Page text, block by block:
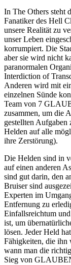
In The Others steht
Fanatiker des Hell
unsere Realität zu
unser Leben
korrumpiert. Die
aber sie wird nicht
paranormalen
Interdiction of
Anderen wird mit
einzelnen Sünde
Team von 7
zusammen, um die
gestellten Aufgaben
Helden auf alle
ihre Zerstörung).
Die Helden sind in
auf einen anderen
sind gut darin, den
Bruiser sind
Experten im
Entfernung zu
Einfallsreichtum
ist, um
lösen. Jeder Held
Fähigkeiten, die ihn
wann man die
Sieg von